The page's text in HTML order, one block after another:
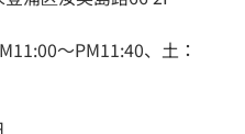
～PM11:40、土：